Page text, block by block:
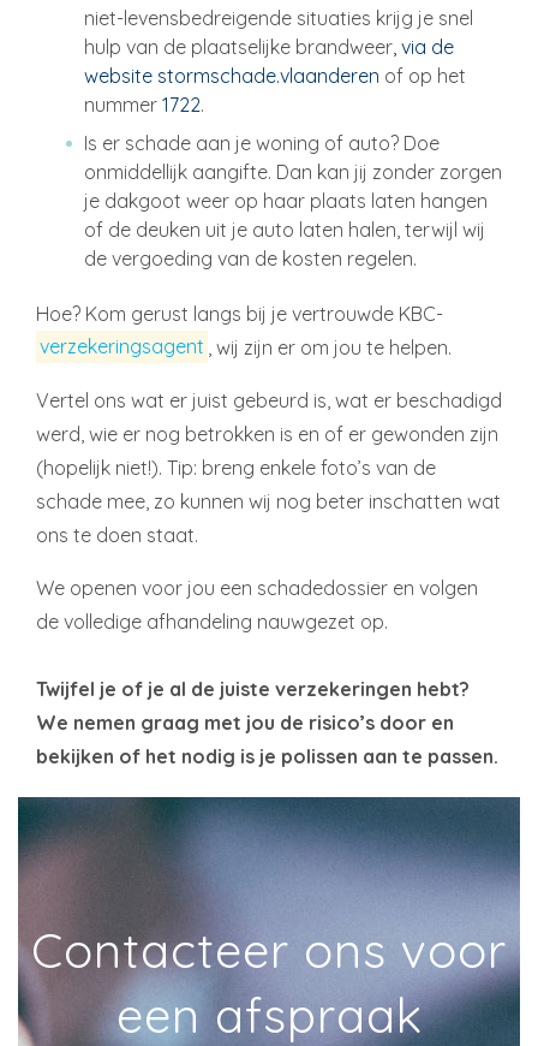
niet-levensbedreigende situaties krijg je snel
hulp van de plaatselijke brandweer , via de
website stormschade.vlaanderen of op het
nummer 1722.
Is er schade aan je woning of auto? Doe
onmiddellijk aangifte. Dan kan jij zonder zorgen
je dakgoot weer op haar plaats laten hangen
of de deuken uit je auto laten halen, terwijl wij
de vergoeding van de kosten regelen.
Hoe? Kom gerust langs bij je vertrouwde KBC-
verzekeringsagent , wij zijn er om jou te helpen.
Vertel ons wat er juist gebeurd is, wat er beschadigd
werd, wie er nog betrokken is en of er gewonden zijn
(hopelijk niet!). Tip: breng enkele foto’s van de
schade mee, zo kunnen wij nog beter inschatten wat
ons te doen staat.
We openen voor jou een schadedossier en volgen
de volledige afhandeling nauwgezet op.
Twijfel je of je al de juiste verzekeringen hebt?
We nemen graag met jou de risico’s door en
bekijken of het nodig is je polissen aan te passen.
Contacteer ons voor
een afspraak